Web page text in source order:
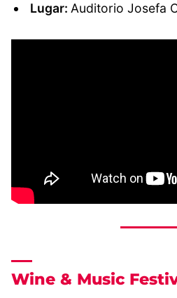
Lugar: Auditorio Josefa
Wine & Music